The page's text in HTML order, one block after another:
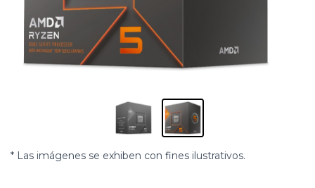
* Las imágenes se exhiben con fines ilustrativos.